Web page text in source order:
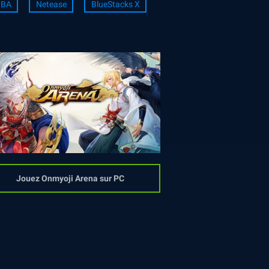
Netease BlueStacks X
Jouez Onmyoji Arena sur PC